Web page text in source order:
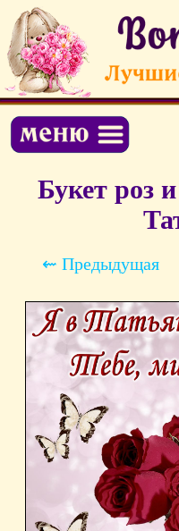
Букет роз
⇜ Предыдущая